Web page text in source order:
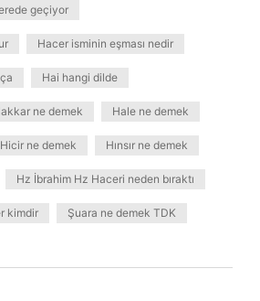
geçiyor
Hacer isminin eşması nedir
Hai hangi dilde
ne demek Hale ne demek
Hicir ne demek Hınsır ne demek
Hz İbrahim Hz Haceri neden bıraktı
kimdir Şuara ne demek TDK